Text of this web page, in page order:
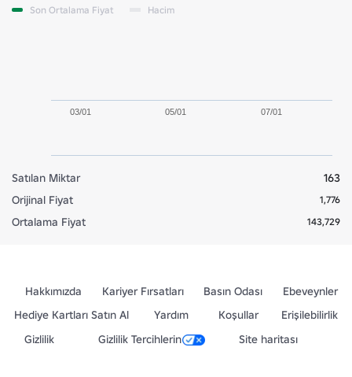
Son Ortalama Fiyat Hacim
03/01 05/01 07/01
Satılan Miktar
163
Orijinal Fiyat
1,776
Ortalama Fiyat 143,729
Hakkımızda Kariyer Fırsatları Basın Odası
Ebeveynler
Hediye Kartları Satın Al
Yardım Koşullar
Erişilebilirlik
Gizlilik
Gizlilik Tercihlerin Site haritası